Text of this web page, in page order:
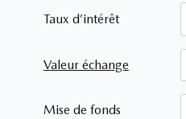
Taux d’intérêt
Valeur échange
Mise de fonds